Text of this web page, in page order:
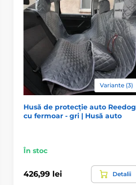
Variante (3)
Husă de protecție auto Reedog
cu fermoar - gri | Husă auto
În stoc
426,99 lei Detalii